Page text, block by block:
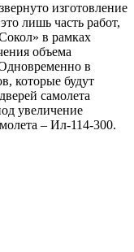
изготовление
лишь часть работ,
в рамках
объема
в
которые будут
самолета
увеличение
– Ил-114-300.